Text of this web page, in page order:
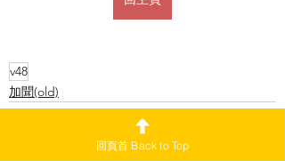
v48
加聞(old)
回頁首 Back to Top